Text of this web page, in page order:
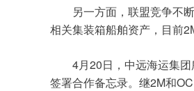
另一方面，联盟竞争不
相关集装箱船舶资产，目前
	4
月 20 日 ，中远海运集
签署合作备忘录。继2M和